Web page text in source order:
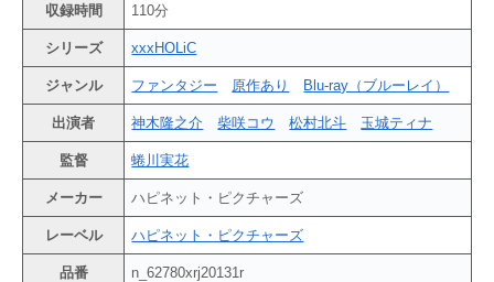
収録時間 110分
シリーズ xxxHOLiC
ジャンル ファンタジー 原作あり Blu-ray（ブルーレイ）
出演者 神木隆之介 柴咲コウ 松村北斗 玉城ティナ
監督 蜷川実花
メーカー ハピネット・ピクチャーズ
レーベル ハピネット・ピクチャーズ
品番 n_62780xrj20131r